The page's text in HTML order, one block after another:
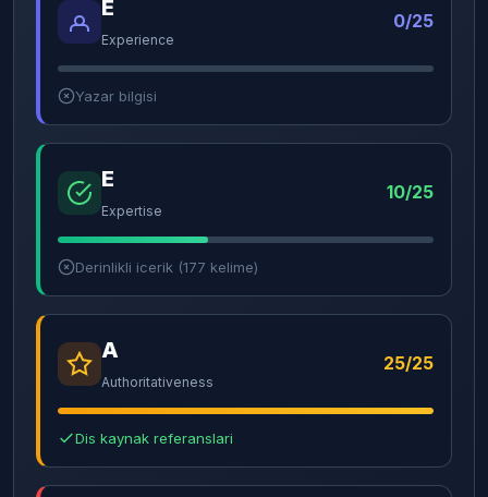
E
Experience
0/25
Yazar bilgisi
E
Expertise
10/25
Derinlikli icerik (177 kelime)
A
Authoritativeness
25/25
Dis kaynak referanslari